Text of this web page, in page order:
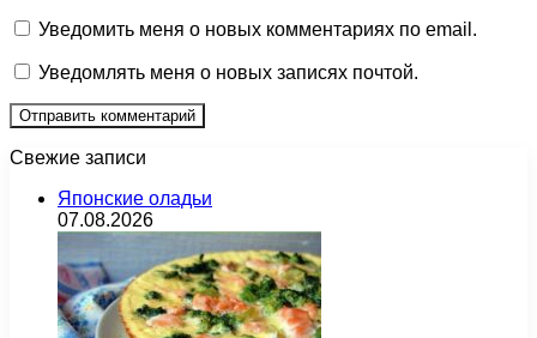
Уведомить меня о новых комментариях по email.
Уведомлять меня о новых записях почтой.
Свежие записи
Японские оладьи
07.08.2026